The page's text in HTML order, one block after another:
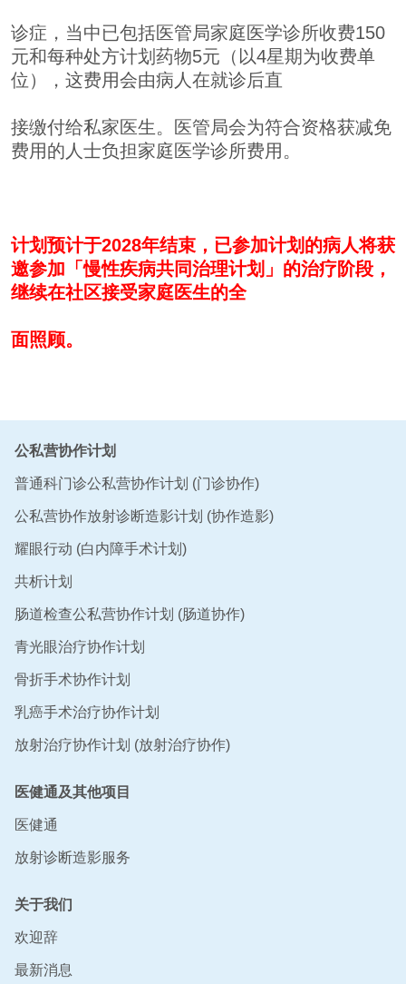
诊症，当中已包括医管局家庭医学诊所收费150
元和每种处方计划药物5元（以4星期为收费单
位），这费用会由病人在就诊后直
接缴付给私家医生。医管局会为符合资格获减免
费用的人士负担家庭医学诊所费用。
计划预计于2028年结束，已参加计划的病人将获
邀参加「慢性疾病共同治理计划」的治疗阶段，
继续在社区接受家庭医生的全
面照顾。
公私营协作计划
普通科门诊公私营协作计划 (门诊协作)
公私营协作放射诊断造影计划 (协作造影)
耀眼行动 (白内障手术计划)
共析计划
肠道检查公私营协作计划 (肠道协作)
青光眼治疗协作计划
骨折手术协作计划
乳癌手术治疗协作计划
放射治疗协作计划 (放射治疗协作)
医健通及其他项目
医健通
放射诊断造影服务
关于我们
欢迎辞
最新消息